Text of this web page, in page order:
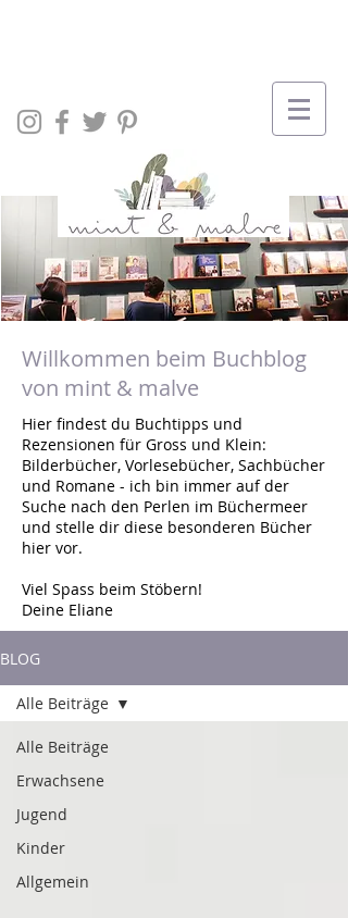
Willkommen beim Buchblog
von mint & malve
Hier findest du Buchtipps und
Rezensionen für Gross und Klein:
Bilderbücher, Vorlesebücher, Sachbücher
und Romane - ich bin immer auf der
Suche nach den Perlen im Büchermeer
und stelle dir diese besonderen Bücher
hier vor.
Viel Spass beim Stöbern!
Deine Eliane
BLOG
Alle Beiträge
Erwachsene
Jugend
Kinder
Allgemein
Alle Beiträge